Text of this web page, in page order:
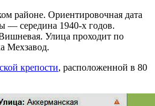
районе. Ориентировочная дата
— середина 1940-х годов.
Улица проходит по
Мехзавод.
крепости, расположенной в 80